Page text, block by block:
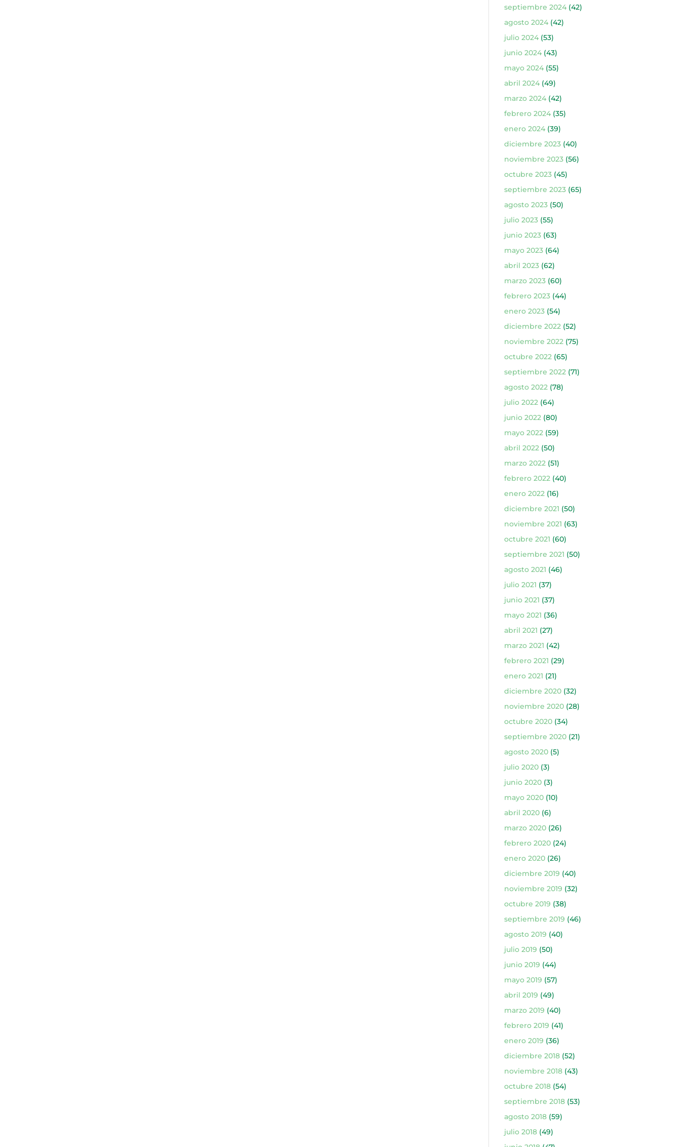
septiembre 2024(42)
agosto 2024(42)
julio 2024(53)
junio 2024(43)
mayo 2024(55)
abril 2024(49)
marzo 2024(42)
febrero 2024(35)
enero 2024(39)
diciembre 2023(40)
noviembre 2023(56)
octubre 2023(45)
septiembre 2023(65)
agosto 2023(50)
julio 2023(55)
junio 2023(63)
mayo 2023(64)
abril 2023(62)
marzo 2023(60)
febrero 2023(44)
enero 2023(54)
diciembre 2022(52)
noviembre 2022(75)
octubre 2022(65)
septiembre 2022(71)
agosto 2022(78)
julio 2022(64)
junio 2022(80)
mayo 2022(59)
abril 2022(50)
marzo 2022(51)
febrero 2022(40)
enero 2022(16)
diciembre 2021 (50)
noviembre 2021 (63)
octubre 2021 (60)
septiembre 2021 (50)
agosto 2021 (46)
julio 2021 (37)
junio 2021 (37)
mayo 2021 (36)
abril 2021 (27)
marzo 2021 (42)
febrero 2021 (29)
enero 2021 (21)
diciembre 2020(32)
noviembre 2020(28)
octubre 2020(34)
septiembre 2020(21)
agosto 2020(5)
julio 2020(3)
junio 2020(3)
mayo 2020(10)
abril 2020(6)
marzo 2020(26)
febrero 2020(24)
enero 2020(26)
diciembre 2019 (40)
noviembre 2019 (32)
octubre 2019 (38)
septiembre 2019 (46)
agosto 2019 (40)
julio 2019 (50)
junio 2019 (44)
mayo 2019 (57)
abril 2019 (49)
marzo 2019 (40)
febrero 2019 (41)
enero 2019 (36)
diciembre 2018(52)
noviembre 2018(43)
octubre 2018(54)
septiembre 2018(53)
agosto 2018(59)
julio 2018(49)